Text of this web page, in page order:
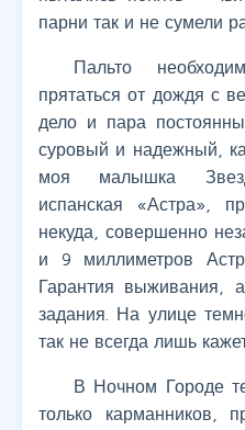
парни так и не сумели
Пальто
прятаться от дождя с
дело и пара
суровый и надежный,
моя малышка
испанская «Астра»,
некуда, совершенно
и 9 миллиметров
Гарантия выживания,
задания. На улице
так не всегда лишь
В Ночном Городе
только карманников,